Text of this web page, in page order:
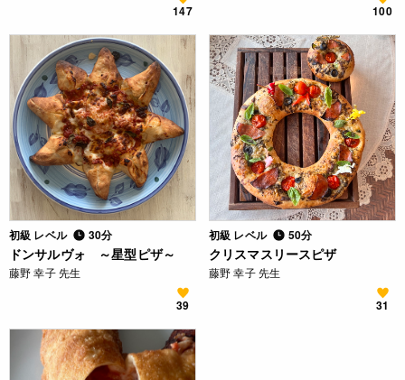
147 100
初級 レベル 30分
ドンサルヴォ ～星型ピザ～
藤野 幸子 先生
39
初級 レベル 50分
クリスマスリースピザ
藤野 幸子 先生
31